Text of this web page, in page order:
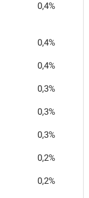
0,4%
0,4%
0,4%
0,3%
0,3%
0,3%
0,2%
0,2%